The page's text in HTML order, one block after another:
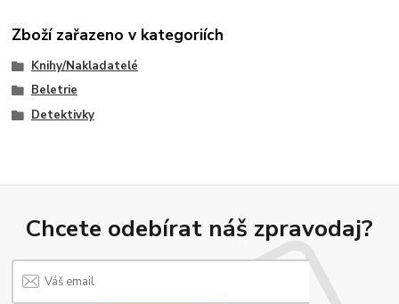
Zboží zařazeno v kategoriích
Knihy/Nakladatelé
Beletrie
Detektivky
Chcete odebírat náš zpravodaj?